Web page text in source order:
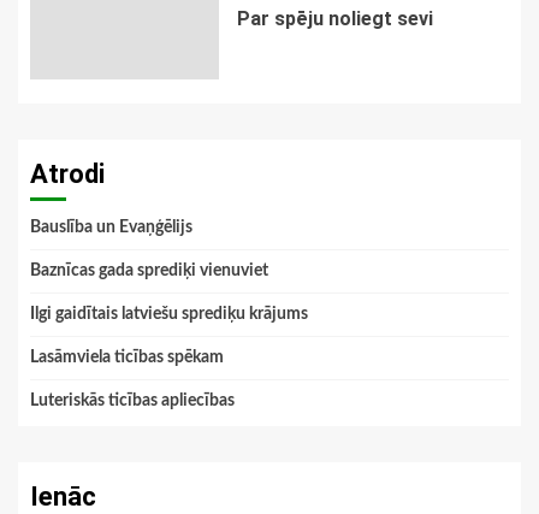
Par spēju noliegt sevi
Atrodi
Bauslība un Evaņģēlijs
Baznīcas gada sprediķi vienuviet
Ilgi gaidītais latviešu sprediķu krājums
Lasāmviela ticības spēkam
Luteriskās ticības apliecības
Ienāc